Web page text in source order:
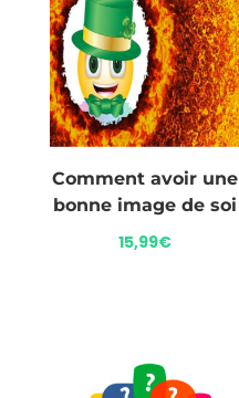
Comment avoir une
bonne image de soi
15,99€